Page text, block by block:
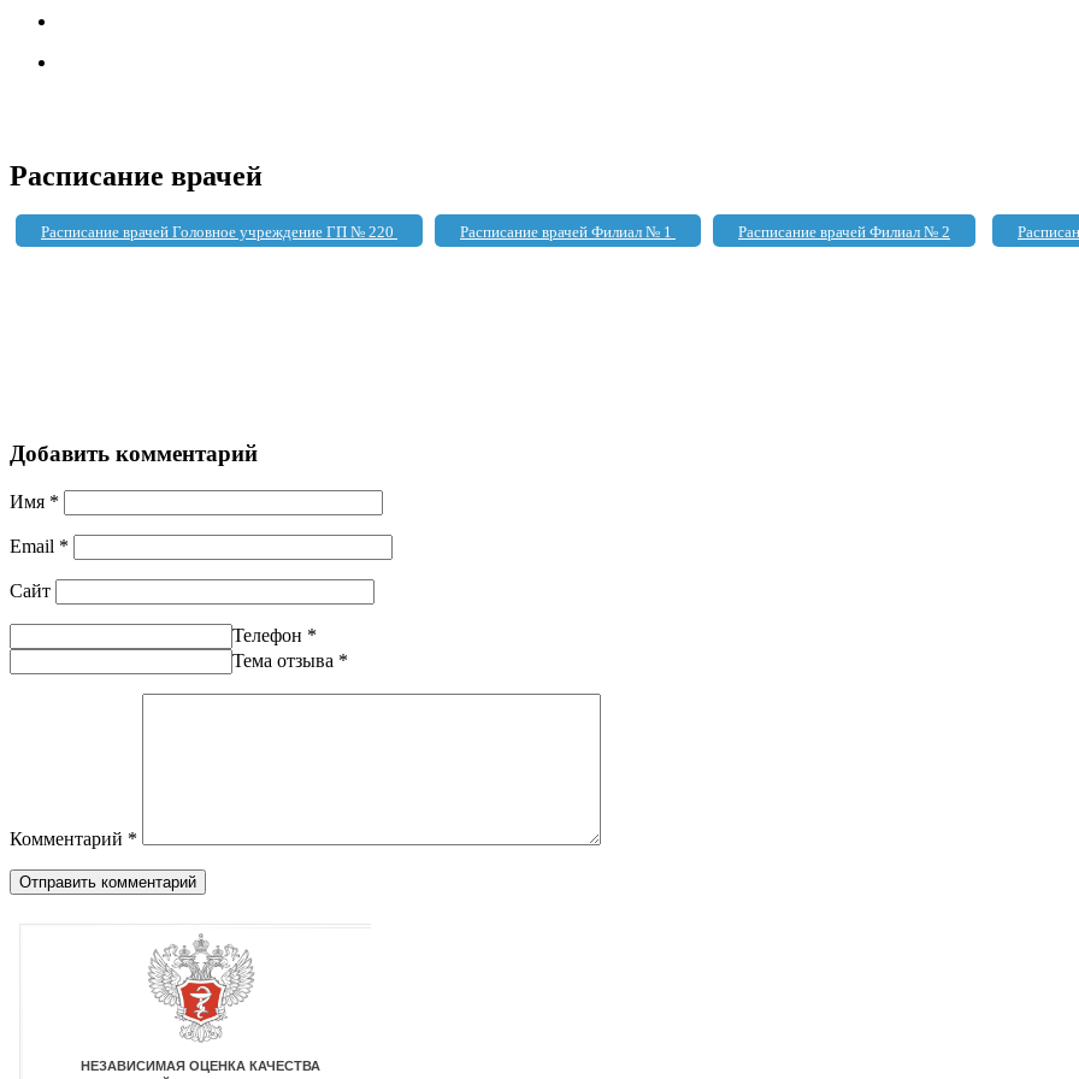
Расписание врачей
Расписание врачей Головное учреждение ГП № 220 Расписание врачей Филиал № 1 Расписание врачей Филиал № 2
Добавить комментарий
Имя *
Email *
Сайт
Телефон *
Тема отзыва *
Комментарий *